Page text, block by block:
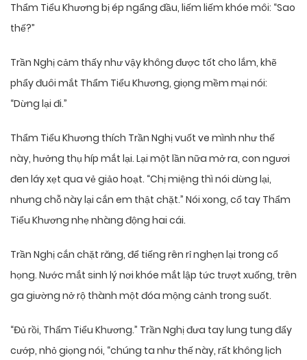
Thẩm Tiểu Khương bị ép ngẩng đầu, liếm liếm khóe môi: “Sao
thế?”
Trần Nghị cảm thấy như vậy không được tốt cho lắm, khẽ
phẩy đuôi mắt Thẩm Tiểu Khương, giọng mềm mại nói:
“Dừng lại đi.”
Thẩm Tiểu Khương thích Trần Nghị vuốt ve mình như thế
này, hưởng thụ híp mắt lại. Lại một lần nữa mở ra, con ngươi
đen láy xẹt qua vẻ giảo hoạt. “Chị miệng thì nói dừng lại,
nhưng chỗ này lại cắn em thật chặt.” Nói xong, cổ tay Thẩm
Tiểu Khương nhẹ nhàng động hai cái.
Trần Nghị cắn chặt răng, để tiếng rên rỉ nghẹn lại trong cổ
họng. Nước mắt sinh lý nơi khóe mắt lập tức trượt xuống, trên
ga giường nở rộ thành một đóa mộng cảnh trong suốt.
“Đủ rồi, Thẩm Tiểu Khương.” Trần Nghị đưa tay lung tung đẩy
cướp, nhỏ giọng nói, “chúng ta như thế này, rất không lịch